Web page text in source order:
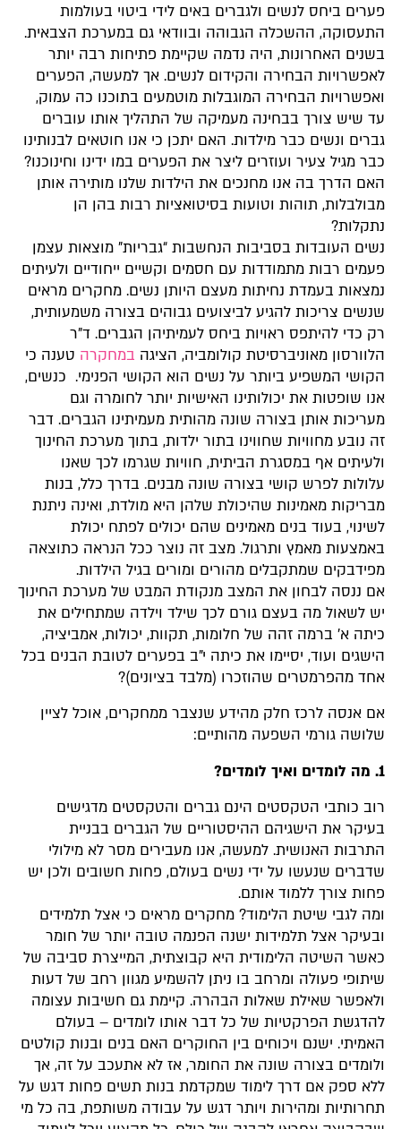
פערים ביחס לנשים ולגברים באים לידי ביטוי בעולמות
התעסוקה, ההשכלה הגבוהה ובוודאי גם במערכת הצבאית.
בשנים האחרונות, היה נדמה שקיימת פתיחות רבה יותר
לאפשרויות הבחירה והקידום לנשים. אך למעשה, הפערים
ואפשרויות הבחירה המוגבלות מוטמעים בתוכנו כה עמוק,
עד שיש צורך בבחינה מעמיקה של התהליך אותו עוברים
גברים ונשים כבר מילדות. האם יתכן כי אנו חוטאים לבנותינו
כבר מגיל צעיר ועוזרים ליצר את הפערים במו ידינו וחינוכנו?
האם הדרך בה אנו מחנכים את הילדות שלנו מותירה אותן
מבולבלות, תוהות וטועות בסיטואציות רבות בהן הן
נתקלות?
נשים העובדות בסביבות הנחשבות “גבריות” מוצאות עצמן
פעמים רבות מתמודדות עם חסמים וקשיים ייחודיים ולעיתים
נמצאות בעמדת נחיתות מעצם היותן נשים. מחקרים מראים
שנשים צריכות להגיע לביצועים גבוהים בצורה משמעותית,
רק כדי להיתפס ראויות ביחס לעמיתיהן הגברים. ד”ר
הלוורסון מאוניברסיטת קולומביה, הציגה במחקרה טענה כי
הקושי המשפיע ביותר על נשים הוא הקושי הפנימי. כנשים,
אנו שופטות את יכולותינו האישיות יותר לחומרה וגם
מעריכות אותן בצורה שונה מהותית מעמיתינו הגברים. דבר
זה נובע מחוויות שחווינו בתור ילדות, בתוך מערכת החינוך
ולעיתים אף במסגרת הביתית, חוויות שגרמו לכך שאנו
עלולות לפרש קושי בצורה שונה מבנים. בדרך כלל, בנות
מבריקות מאמינות שהיכולת שלהן היא מולדת, ואינה ניתנת
לשינוי, בעוד בנים מאמינים שהם יכולים לפתח יכולת
באמצעות מאמץ ותרגול. מצב זה נוצר ככל הנראה כתוצאה
מפידבקים שמתקבלים מהורים ומורים בגיל הילדות.
אם ננסה לבחון את המצב מנקודת המבט של מערכת החינוך
יש לשאול מה בעצם גורם לכך שילד וילדה שמתחילים את
כיתה א’ ברמה זהה של חלומות, תקוות, יכולות, אמביציה,
הישגים ועוד, יסיימו את כיתה י”ב בפערים לטובת הבנים בכל
אחד מהפרמטרים שהוזכרו (מלבד בציונים)?
אם אנסה לרכז חלק מהידע שנצבר ממחקרים, אוכל לציין
שלושה גורמי השפעה מהותיים:
1. מה לומדים ואיך לומדים?
רוב כותבי הטקסטים הינם גברים והטקסטים מדגישים
בעיקר את הישגיהם ההיסטוריים של הגברים בבניית
התרבות האנושית. למעשה, אנו מעבירים מסר לא מילולי
שדברים שנעשו על ידי נשים בעולם, פחות חשובים ולכן יש
פחות צורך ללמוד אותם.
ומה לגבי שיטת הלימוד? מחקרים מראים כי אצל תלמידים
ובעיקר אצל תלמידות ישנה הפנמה טובה יותר של חומר
כאשר השיטה הלימודית היא קבוצתית, המייצרת סביבה של
שיתופי פעולה ומרחב בו ניתן להשמיע מגוון רחב של דעות
ולאפשר שאילת שאלות הבהרה. קיימת גם חשיבות עצומה
להדגשת הפרקטיות של כל דבר אותו לומדים – בעולם
האמיתי. ישנם ויכוחים בין החוקרים האם בנים ובנות קולטים
ולומדים בצורה שונה את החומר, אז לא אתעכב על זה, אך
ללא ספק אם דרך לימוד שמקדמת בנות תשים פחות דגש על
תחרותיות ומהירות ויותר דגש על עבודה משותפת, בה כל מי